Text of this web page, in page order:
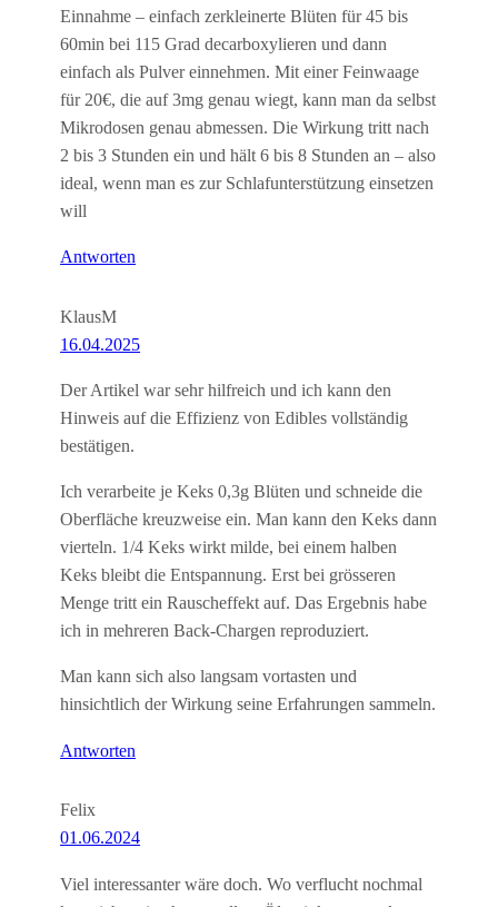
Einnahme – einfach zerkleinerte Blüten für 45 bis
60min bei 115 Grad decarboxylieren und dann
einfach als Pulver einnehmen. Mit einer Feinwaage
für 20€, die auf 3mg genau wiegt, kann man da selbst
Mikrodosen genau abmessen. Die Wirkung tritt nach
2 bis 3 Stunden ein und hält 6 bis 8 Stunden an – also
ideal, wenn man es zur Schlafunterstützung einsetzen
will
Antworten
KlausM
16.04.2025
Der Artikel war sehr hilfreich und ich kann den
Hinweis auf die Effizienz von Edibles vollständig
bestätigen.
Ich verarbeite je Keks 0,3g Blüten und schneide die
Oberfläche kreuzweise ein. Man kann den Keks dann
vierteln. 1/4 Keks wirkt milde, bei einem halben
Keks bleibt die Entspannung. Erst bei grösseren
Menge tritt ein Rauscheffekt auf. Das Ergebnis habe
ich in mehreren Back-Chargen reproduziert.
Man kann sich also langsam vortasten und
hinsichtlich der Wirkung seine Erfahrungen sammeln.
Antworten
Felix
01.06.2024
Viel interessanter wäre doch. Wo verflucht nochmal